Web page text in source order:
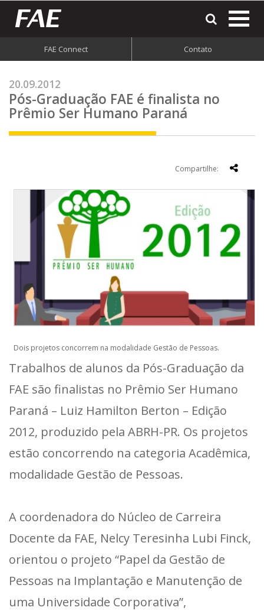
FAE Connect Contato
20.09.2012
Pós-Graduação FAE é finalista no
Prêmio Ser Humano Paraná
Compartilhe:
Dois projetos concorrem na modalidade Gestão de Pessoas.
Trabalhos de alunos da Pós-Graduação da
FAE são finalistas no Prêmio Ser Humano
Paraná – Luiz Hamilton Berton – Edição
2012, produzido pela ABRH-PR. Os projetos
estão concorrendo na categoria Acadêmica,
modalidade Gestão de Pessoas.
A coordenadora do Núcleo de Carreira
Docente da FAE, Nelcy Teresinha Lubi Finck,
orientou o projeto “Papel da Gestão de
Pessoas na Implantação e Manutenção de
uma Universidade Corporativa”,